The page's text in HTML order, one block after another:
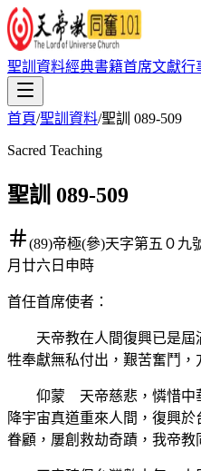
聖訓資料經典書籍首席文獻行
首頁/聖訓資料/聖訓 089-509
Sacred Teaching
聖訓 089-509
(89)帝極(參)天字第五０九
月廿六日申時
首任首席使者 ：
天帝教在人間復興已是屆
牲奉獻無私付出，艱苦奮鬥，
仰蒙 天帝慈悲，憐惜中華
降宇宙真道重來人間，復興
眷顧，屢創救劫奇蹟，我帝教